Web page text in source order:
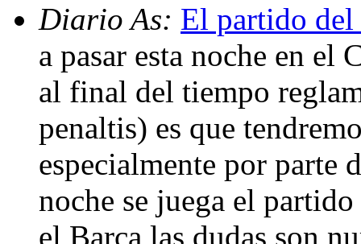
Diario As: El partido del
a pasar esta noche en el
al final del tiempo
penaltis) es que
especialmente por parte
noche se juega el
el Barça las dudas son